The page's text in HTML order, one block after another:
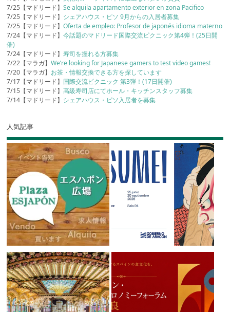
7/25【マドリード】Se alquila apartamento exterior en zona Pacifico
7/25【マドリード】 シェアハウス・ピソ 9月からの入居者募集
7/25【マドリード】Oferta de empleo: Profesor de japonés idioma materno
7/24【マドリード】今話題のマドリード国際交流ピクニック第4弾！(25日開
催)
7/24【マドリード】寿司を握れる方募集
7/22【マラガ】We’re looking for Japanese gamers to test video games!
7/20【マラガ】 お茶・情報交換できる方を探しています
7/17【マドリード】 国際交流ピクニック 第3弾！(17日開催)
7/15【マドリード】高級寿司店にてホール・キッチンスタッフ募集
7/14【マドリード】 シェアハウス・ピソ入居者を募集
人気記事